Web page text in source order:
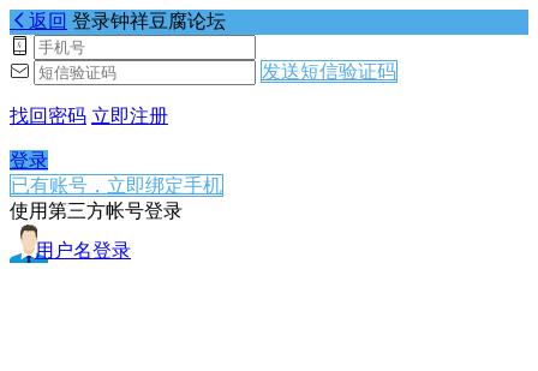
返回 登录钟祥豆腐论坛
发送短信验证码
找回密码 立即注册
登录
已有账号，立即绑定手机
使用第三方帐号登录
用户名登录